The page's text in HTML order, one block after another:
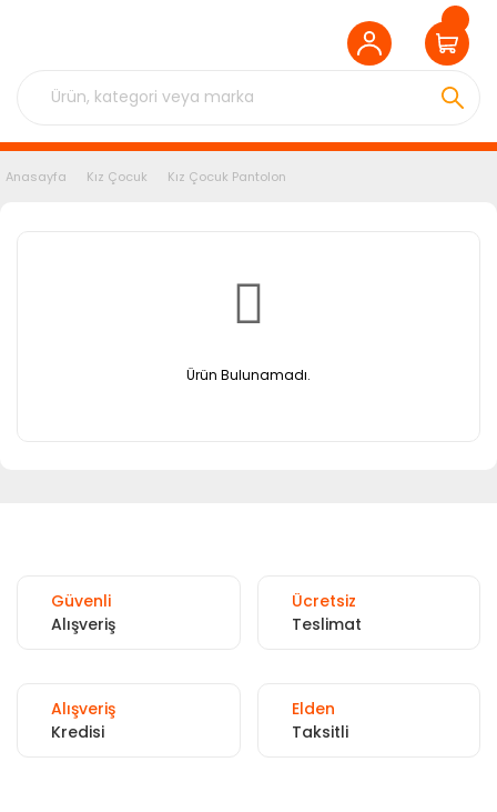
Anasayfa Kız Çocuk Kız Çocuk Pantolon
Ürün Bulunamadı.
Güvenli
Alışveriş
Ücretsiz
Teslimat
Alışveriş
Kredisi
Elden
Taksitli